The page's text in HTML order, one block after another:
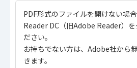
PDF形式のファイルを開けない場
Reader DC（旧Adobe Reader）を
ださい。
お持ちでない方は、Adobe社から
きます。